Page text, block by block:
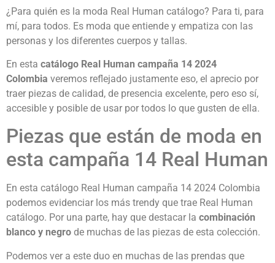
¿Para quién es la moda Real Human catálogo? Para ti, para
mí, para todos. Es moda que entiende y empatiza con las
personas y los diferentes cuerpos y tallas.
En esta catálogo Real Human campaña 14 2024
Colombia veremos reflejado justamente eso, el aprecio por
traer piezas de calidad, de presencia excelente, pero eso sí,
accesible y posible de usar por todos lo que gusten de ella.
Piezas que están de moda en
esta campaña 14 Real Human
En esta catálogo Real Human campaña 14 2024 Colombia
podemos evidenciar los más trendy que trae Real Human
catálogo. Por una parte, hay que destacar la combinación
blanco y negro de muchas de las piezas de esta colección.
Podemos ver a este duo en muchas de las prendas que